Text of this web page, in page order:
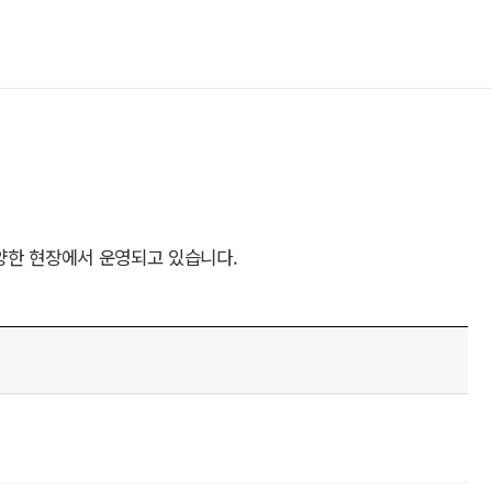
현장에서 운영되고 있습니다.